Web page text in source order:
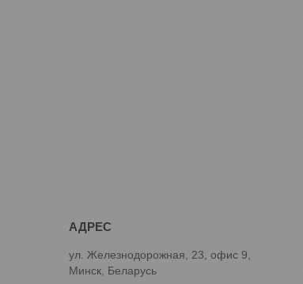
ул. Железнодорожная, 23, офис 9,
Минск, Беларусь